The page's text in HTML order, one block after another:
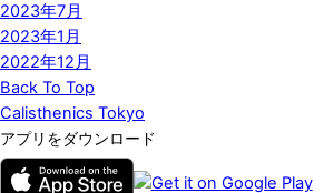
2023年7月
2023年1月
2022年12月
Back To Top
Calisthenics Tokyo
アプリをダウンロード